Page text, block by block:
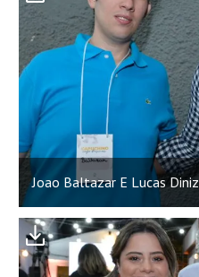
;
Joao Baltazar E Lucas Diniz